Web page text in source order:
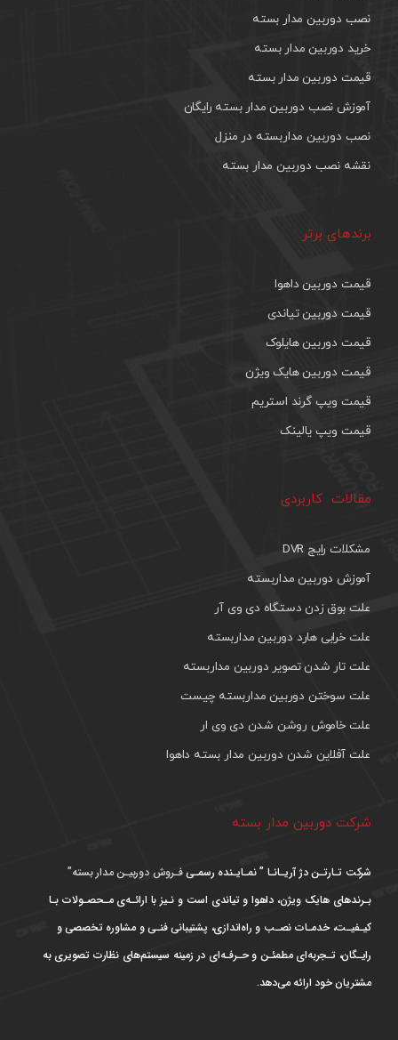
نصب دوربین مدار بسته
خرید دوربین مدار بسته
قیمت دوربین مدار بسته
آموزش نصب دوربین مدار بسته رایگان
نصب دوربین مداربسته در منزل
نقشه نصب دوربین مدار بسته
برندهای برتر
قیمت دوربین داهوا
قیمت دوربین تیاندی
قیمت دوربین هایلوک
قیمت دوربین هایک ویژن
قیمت ویپ گرند استریم
قیمت ویپ یالینک
مقالات کاربردی
مشکلات رایج DVR
آموزش دوربین مداربسته
علت بوق زدن دستگاه دی وی آر
علت خرابی هارد دوربین مداربسته
علت تار شدن تصویر دوربین مداربسته
علت سوختن دوربین مداربسته چیست
علت خاموش روشن شدن دی وی ار
علت آفلاین شدن دوربین مدار بسته داهوا
شرکت دوربین مدار بسته
شرکت تـارتـن دژ آریـانـا ” نمـایـنده رسمـیفـروش دوربیـن مدار بسته”
بـرندهای هایک ویژن، داهوا و تیاندی است و نـیز با ارائـه‌ی مـحصـولات بـا
کیـفیـت، خدمـات نصـب و راه‌اندازی، پشتیبانی فنـی و مشاوره تخصصی و
رایـگان، تـجربه‌ای مطمئـن و حـرفـه‌ای در زمینه سیستم‌های نظارت تصویری به
مشتریان خود ارائه می‌دهد.